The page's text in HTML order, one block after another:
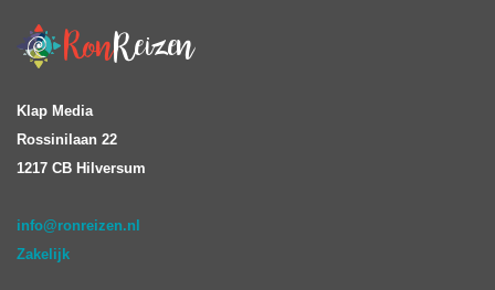
Klap Media
Rossinilaan 22
1217 CB Hilversum
info@ronreizen.nl
Zakelijk